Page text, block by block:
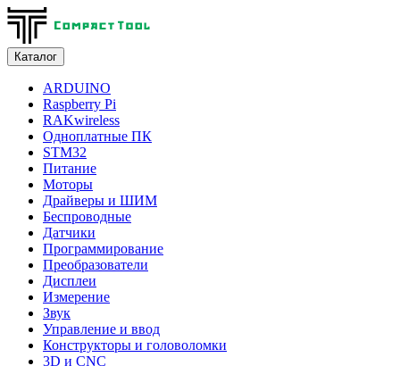
Каталог
ARDUINO
Raspberry Pi
RAKwireless
Одноплатные ПК
STM32
Питание
Моторы
Драйверы и ШИМ
Беспроводные
Датчики
Программирование
Преобразователи
Дисплеи
Измерение
Звук
Управление и ввод
Конструкторы и головоломки
3D и CNC